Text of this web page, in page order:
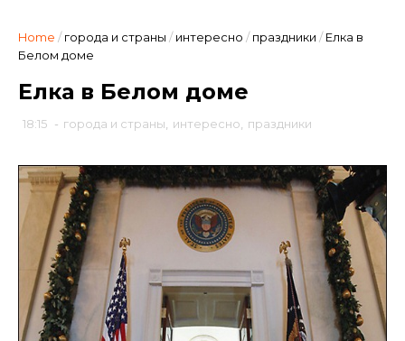
Home / города и страны / интересно / праздники / Елка в
Белом доме
Елка в Белом доме
18:15 - города и страны интересно праздники